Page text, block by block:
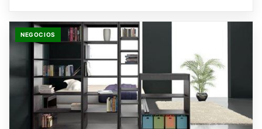
NEGOCIOS